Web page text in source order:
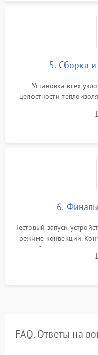
5. Сборка
Установка всех
целостности
исключить перегрев
Надежная фиксация
6.
Тестовый запуск
режиме конвекции.
срабатывания
температуры и
FAQ. Ответы на